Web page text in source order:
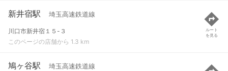
新井宿駅 埼玉高速鉄道線
川口市新井宿１５-３
このページの店舗から 1.3 km
ルート
を見る
鳩ヶ谷駅 埼玉高速鉄道線